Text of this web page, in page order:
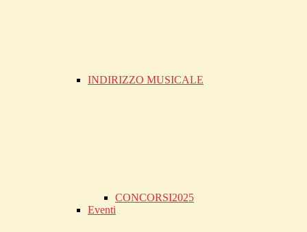
INDIRIZZO MUSICALE
CONCORSI2025
Eventi